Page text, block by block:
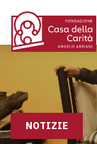
NOTIZIE